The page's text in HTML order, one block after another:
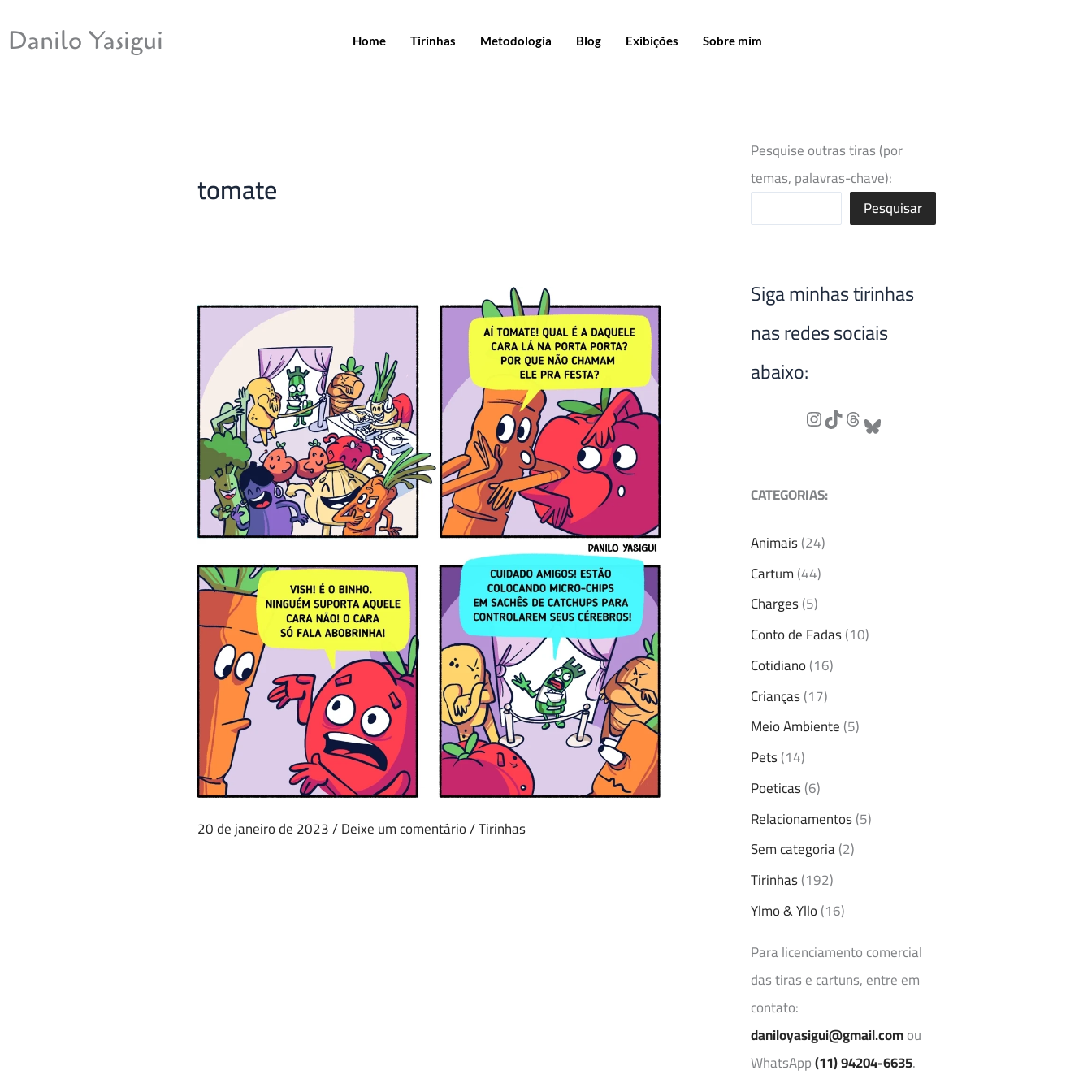
para
Danilo Yasigui Home Tirinhas Metodologia Blog Exibições Sobre mim
tomate
20 de janeiro de 2023/Deixe um comentário/Tirinhas
Pesquise outras tiras (por
temas, palavras-chave):
Pesquisar
Siga minhas tirinhas
nas redes sociais
abaixo:
CATEGORIAS:
Animais(24)
Cartum(44)
Charges(5)
Conto de Fadas(10)
Cotidiano(16)
Crianças(17)
Meio Ambiente(5)
Pets(14)
Poeticas(6)
Relacionamentos(5)
Sem categoria(2)
Tirinhas(192)
Ylmo & Yllo(16)
Para licenciamento comercial
das tiras e cartuns, entre em
contato:
daniloyasigui@gmail.comou
WhatsApp(11) 94204-6635.